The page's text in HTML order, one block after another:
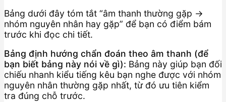
Bảng dưới đây tóm tắt “âm thanh thường gặp →
nhóm nguyên nhân hay gặp” để bạn có điểm bám
trước khi đọc chi tiết.
Bảng định hướng chẩn đoán theo âm thanh (để
bạn biết bảng này nói về gì): Bảng này giúp bạn đối
chiếu nhanh kiểu tiếng kêu bạn nghe được với nhóm
nguyên nhân thường gặp nhất, từ đó ưu tiên kiểm
tra đúng chỗ trước.